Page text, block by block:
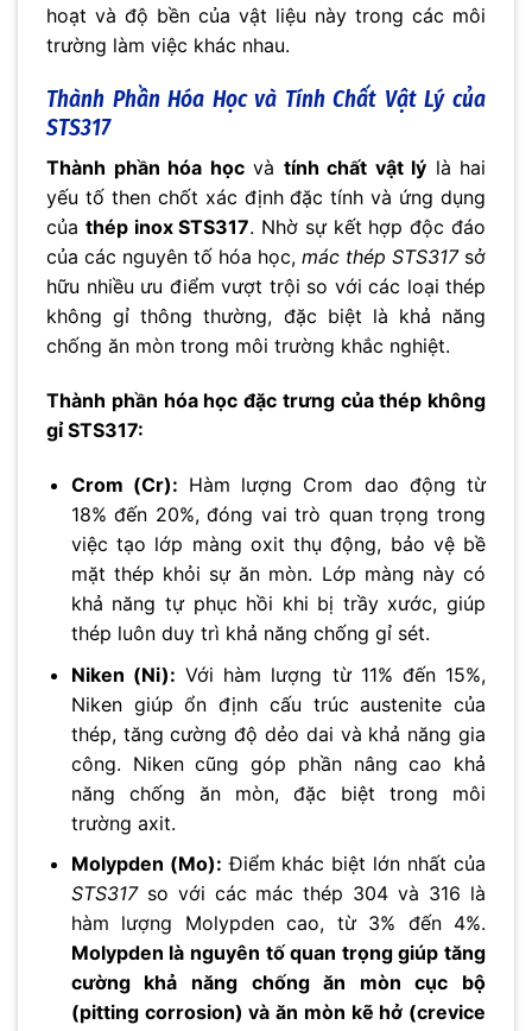
hoạt và độ bền của vật liệu này trong các môi
trường làm việc khác nhau.
Thành Phần Hóa Học và Tính Chất Vật Lý của
STS317
Thành phần hóa họcvà tính chất vật lý là hai
yếu tố then chốt xác định đặc tính và ứng dụng
của thép inox STS317. Nhờ sự kết hợp độc đáo
của các nguyên tố hóa học, mác thép STS317sở
hữu nhiều ưu điểm vượt trội so với các loại thép
không gỉ thông thường, đặc biệt là khả năng
chống ăn mòn trong môi trường khắc nghiệt.
Thành phần hóa học đặc trưng của thép không
gỉ STS317:
Crom (Cr): Hàm lượng Crom dao động từ
18% đến 20%, đóng vai trò quan trọng trong
việc tạo lớp màng oxit thụ động, bảo vệ bề
mặt thép khỏi sự ăn mòn. Lớp màng này có
khả năng tự phục hồi khi bị trầy xước, giúp
thép luôn duy trì khả năng chống gỉ sét.
Niken (Ni): Với hàm lượng từ 11% đến 15%,
Niken giúp ổn định cấu trúc austenite của
thép, tăng cường độ dẻo dai và khả năng gia
công. Niken cũng góp phần nâng cao khả
năng chống ăn mòn, đặc biệt trong môi
trường axit.
Molypden (Mo): Điểm khác biệt lớn nhất của
STS317so với các mác thép 304 và 316 là
hàm lượng Molypden cao, từ 3% đến 4%.
Molypden là nguyên tố quan trọng giúp tăng
cường khả năng chống ăn mòn cục bộ
(pitting corrosion) và ăn mòn kẽ hở (crevice